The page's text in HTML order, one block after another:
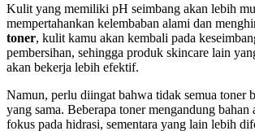
Kulit yang memiliki pH seimbang akan lebih
mempertahankan kelembaban alami dan
toner, kulit kamu akan kembali pada
pembersihan, sehingga produk skincare lain
akan bekerja lebih efektif.
Namun, perlu diingat bahwa tidak semua toner
yang sama. Beberapa toner mengandung
fokus pada hidrasi, sementara yang lain lebih